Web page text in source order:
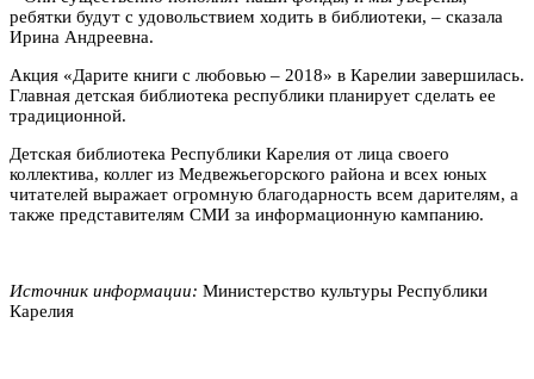
ребятки будут с удовольствием ходить в библиотеки, – сказала
Ирина Андреевна.
Акция «Дарите книги с любовью – 2018» в Карелии завершилась.
Главная детская библиотека республики планирует сделать ее
традиционной.
Детская библиотека Республики Карелия от лица своего
коллектива, коллег из Медвежьегорского района и всех юных
читателей выражает огромную благодарность всем дарителям, а
также представителям СМИ за информационную кампанию.
Источник информации: Министерство культуры Республики
Карелия